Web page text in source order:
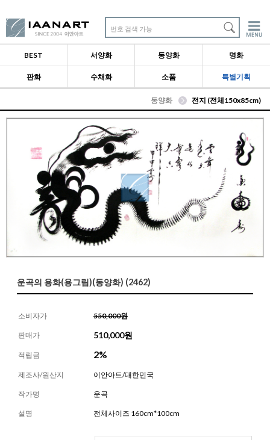
번호 검색 가능
BEST 서양화 동양화 명화
판화 수채화 소품 특별기획
동양화 전지 (전체150x85cm)
운곡의 용화(용그림)(동양화) (2462)
소비자가 550,000원
판매가 510,000원
적립금 2%
제조사/원산지 이안아트/대한민국
작가명 운곡
설명 전체사이즈 160cm*100cm